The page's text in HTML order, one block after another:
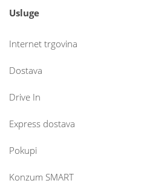
Usluge
Internet trgovina
Dostava
Drive In
Express dostava
Pokupi
Konzum SMART